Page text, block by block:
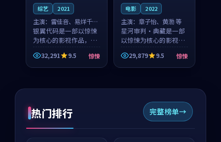
综艺 2021
主演： 雷佳音、易烊千玺
等
银翼代码是一部以惊悚
为核心的影视作品，围
绕危机、反转与人物成
长展开，整体节奏紧
凑，值得推荐观看。
32,291 9.5 惊悚
电影 2022
主演： 章子怡、黄渤 等
星河审判·典藏是一部
以惊悚为核心的影视作
品，围绕危机、反转与
人物成长展开，整体节
奏紧凑，值得推荐观
29,879 9.5 惊悚
热门排行 完整榜单
99:22 99:18